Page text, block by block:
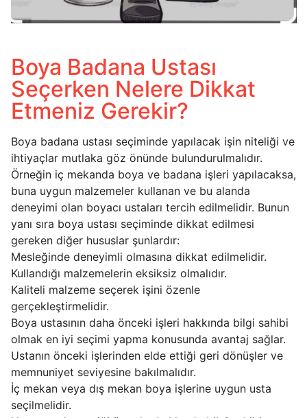
Boya Badana Ustası
Seçerken Nelere Dikkat
Etmeniz Gerekir?
Boya badana ustası seçiminde yapılacak işin niteliği ve
ihtiyaçlar mutlaka göz önünde bulundurulmalıdır.
Örneğin iç mekanda boya ve badana işleri yapılacaksa,
buna uygun malzemeler kullanan ve bu alanda
deneyimi olan boyacı ustaları tercih edilmelidir. Bunun
yanı sıra boya ustası seçiminde dikkat edilmesi
gereken diğer hususlar şunlardır:
Mesleğinde deneyimli olmasına dikkat edilmelidir.
Kullandığı malzemelerin eksiksiz olmalıdır.
Kaliteli malzeme seçerek işini özenle
gerçekleştirmelidir.
Boya ustasının daha önceki işleri hakkında bilgi sahibi
olmak en iyi seçimi yapma konusunda avantaj sağlar.
Ustanın önceki işlerinden elde ettiği geri dönüşler ve
memnuniyet seviyesine bakılmalıdır.
İç mekan veya dış mekan boya işlerine uygun usta
seçilmelidir.